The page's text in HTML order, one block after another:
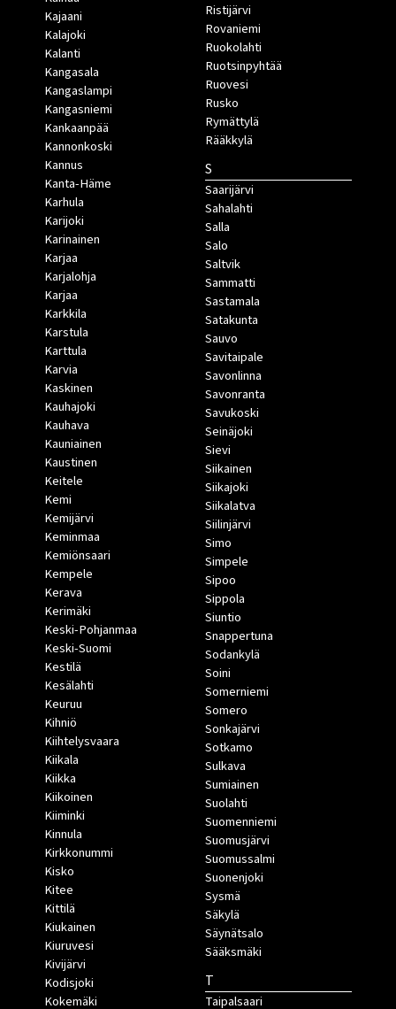
Kajaani
Kalajoki
Kalanti
Kangasala
Kangaslampi
Kangasniemi
Kankaanpää
Kannonkoski
Kannus
Kanta-Häme
Karhula
Karijoki
Karinainen
Karjaa
Karjalohja
Karjaa
Karkkila
Karstula
Karttula
Karvia
Kaskinen
Kauhajoki
Kauhava
Kauniainen
Kaustinen
Keitele
Kemi
Kemijärvi
Keminmaa
Kemiönsaari
Kempele
Kerava
Kerimäki
Keski-Pohjanmaa
Keski-Suomi
Kestilä
Kesälahti
Keuruu
Kihniö
Kiihtelysvaara
Kiikala
Kiikka
Kiikoinen
Kiiminki
Kinnula
Kirkkonummi
Kisko
Kitee
Kittilä
Kiukainen
Kiuruvesi
Kivijärvi
Kodisjoki
Kokemäki
Ristijärvi
Rovaniemi
Ruokolahti
Ruotsinpyhtää
Ruovesi
Rusko
Rymättylä
Rääkkylä
S
Saarijärvi
Sahalahti
Salla
Salo
Saltvik
Sammatti
Sastamala
Satakunta
Sauvo
Savitaipale
Savonlinna
Savonranta
Savukoski
Seinäjoki
Sievi
Siikainen
Siikajoki
Siikalatva
Siilinjärvi
Simo
Simpele
Sipoo
Sippola
Siuntio
Snappertuna
Sodankylä
Soini
Somerniemi
Somero
Sonkajärvi
Sotkamo
Sulkava
Sumiainen
Suolahti
Suomenniemi
Suomusjärvi
Suomussalmi
Suonenjoki
Sysmä
Säkylä
Säynätsalo
Sääksmäki
T
Taipalsaari